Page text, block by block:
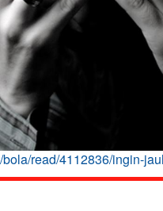
read/4112836/ingin-